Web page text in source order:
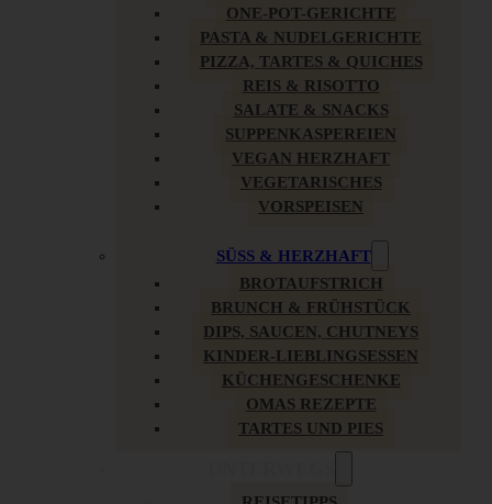
ONE-POT-GERICHTE
PASTA & NUDELGERICHTE
PIZZA, TARTES & QUICHES
REIS & RISOTTO
SALATE & SNACKS
SUPPENKASPEREIEN
VEGAN HERZHAFT
VEGETARISCHES
VORSPEISEN
SÜSS & HERZHAFT
BROTAUFSTRICH
BRUNCH & FRÜHSTÜCK
DIPS, SAUCEN, CHUTNEYS
KINDER-LIEBLINGSESSEN
KÜCHENGESCHENKE
OMAS REZEPTE
TARTES UND PIES